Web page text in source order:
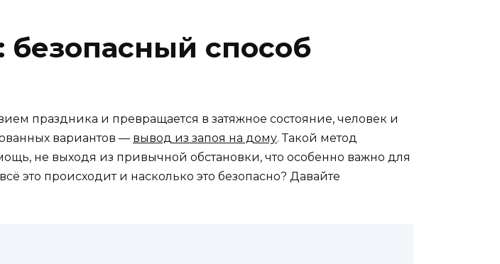
способ
праздника и превращается в затяжное состояние, человек и
вариантов — вывод из запоя на дому. Такой метод
не выходя из привычной обстановки, что особенно важно для
это происходит и насколько это безопасно? Давайте